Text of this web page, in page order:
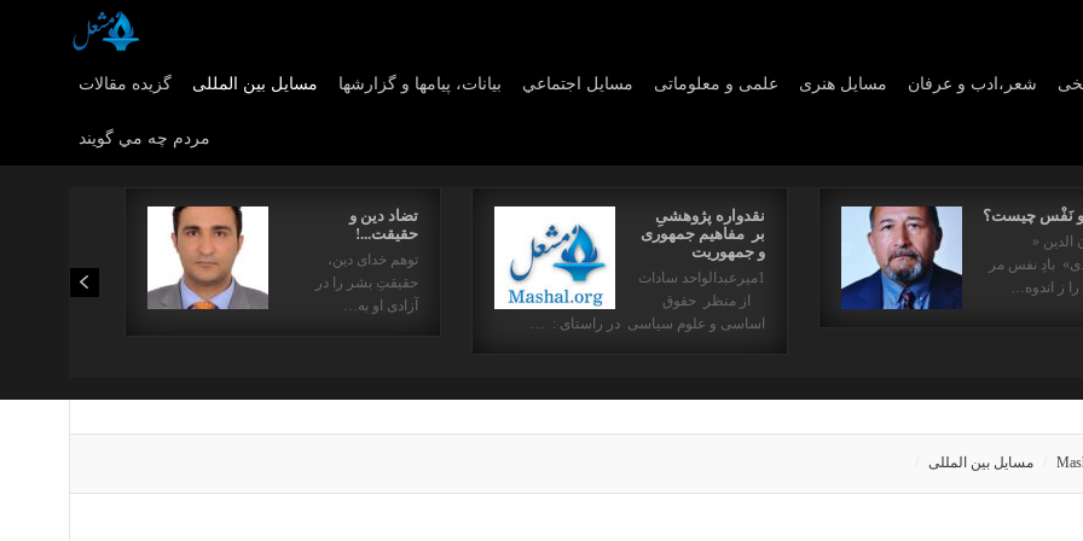
گزیده مقالات مسایل بین المللی بیانات، پیامها و گزارشها مسايل اجتماعي علمی و معلوماتی مسايل هنری شعر،ادب و عرفان
مردم چه مي گويند
تضاد دین و
حقیقت...!
توهم خدای دین،
حقیقتِ بشر را در
آزادی او به…
نقدواره پژوهشیِ
بر مفاهیم جمهوری
و جمهوریت
1میرعبدالواحد سادات
از منظر حقوق
اساسی و علوم سیاسی در راستای : …
و نَفْس چیست؟
الدین «
بادِ نفس مر
را ز اندوه…
مسایل بین المللی